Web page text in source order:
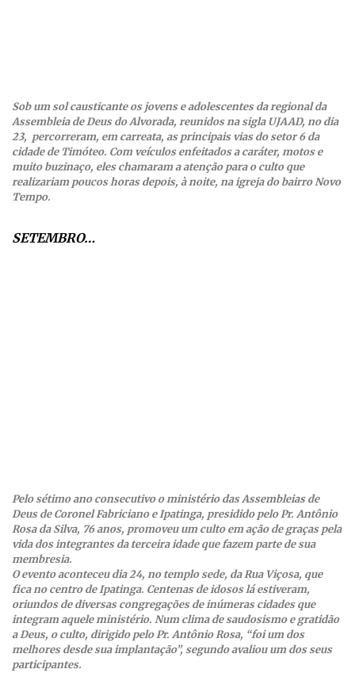
Sob um sol causticante os jovens e adolescentes da regional da
Assembleia de Deus do Alvorada, reunidos na sigla UJAAD, no dia
23, percorreram, em carreata, as principais vias do setor 6 da
cidade de Timóteo. Com veículos enfeitados a caráter, motos e
muito buzinaço, eles chamaram a atenção para o culto que
realizariam poucos horas depois, à noite, na igreja do bairro Novo
Tempo.
SETEMBRO…
Pelo sétimo ano consecutivo o ministério das Assembleias de
Deus de Coronel Fabriciano e Ipatinga, presidido pelo Pr. Antônio
Rosa da Silva, 76 anos, promoveu um culto em ação de graças pela
vida dos integrantes da terceira idade que fazem parte de sua
membresia.
O evento aconteceu dia 24, no templo sede, da Rua Viçosa, que
fica no centro de Ipatinga. Centenas de idosos lá estiveram,
oriundos de diversas congregações de inúmeras cidades que
integram aquele ministério. Num clima de saudosismo e gratidão
a Deus, o culto, dirigido pelo Pr. Antônio Rosa, “foi um dos
melhores desde sua implantação”, segundo avaliou um dos seus
participantes.